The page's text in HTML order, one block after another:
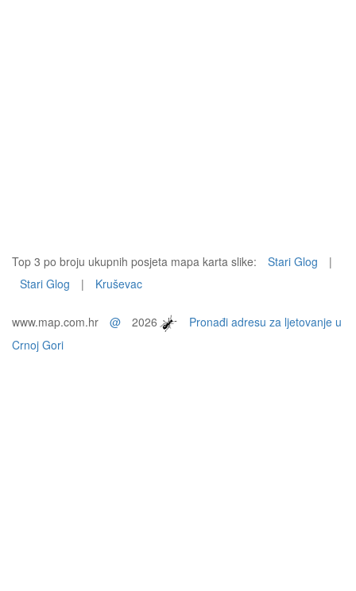
Top 3 po broju ukupnih posjeta mapa karta slike: Stari Glog
|
Stari Glog
| Kruševac
www.map.com.hr @ 2026
Pronađi adresu za ljetovanje u
Crnoj Gori